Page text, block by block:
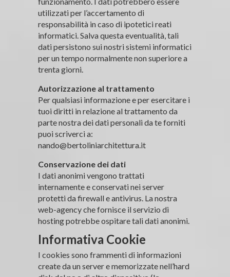
utilizzati per l’accertamento di
responsabilità in caso di ipotetici reati
informatici. Salva questa eventualità, tali
dati persistono sui nostri sistemi informatici
per un tempo normalmente non superiore a
trenta giorni.
Autorizzazione al trattamento
Per qualsiasi informazione e per esercitare i
tuoi diritti in relazione al trattamento da
parte nostra dei dati personali da te forniti
puoi scriverci a:
nando@bertoliniarchitettura.it
Conservazione dei dati
I dati anonimi vengono trattati
internamente e conservati nei server
protetti da firewall e antivirus. La nostra
web-agency che fornisce il servizio di
hosting potrebbe ospitare tali dati anonimi.
Informativa Cookie
I cookies sono frammenti di informazioni
create da un server e memorizzate nell’hard